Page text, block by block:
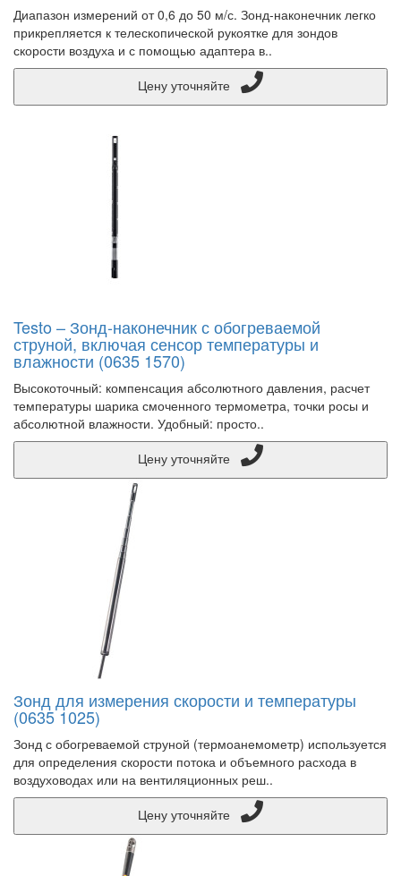
Диапазон измерений от 0,6 до 50 м/с. Зонд-наконечник легко
прикрепляется к телескопической рукоятке для зондов
скорости воздуха и с помощью адаптера в..
Testo – Зонд-наконечник с обогреваемой
струной, включая сенсор температуры и
влажности (0635 1570)
Высокоточный: компенсация абсолютного давления, расчет
температуры шарика смоченного термометра, точки росы и
абсолютной влажности. Удобный: просто..
Зонд для измерения скорости и температуры
(0635 1025)
Зонд с обогреваемой струной (термоанемометр) используется
для определения скорости потока и объемного расхода в
воздуховодах или на вентиляционных реш..